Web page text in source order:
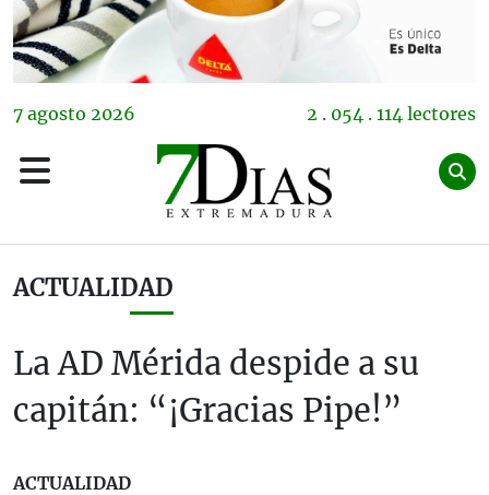
7 agosto 2026 2 . 054 . 114 lectores
ACTUALIDAD
La AD Mérida despide a su
capitán: “¡Gracias Pipe!”
ACTUALIDAD